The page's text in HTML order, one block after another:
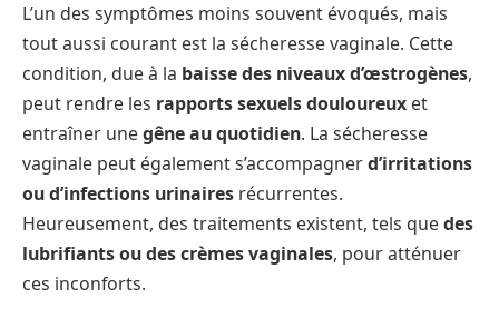
L’un des symptômes moins souvent évoqués, mais
tout aussi courant est la sécheresse vaginale. Cette
condition, due à la baisse des niveaux d’œstrogènes,
peut rendre les rapports sexuels douloureux et
entraîner unegêne au quotidien. La sécheresse
vaginale peut également s’accompagnerd’irritations
ou d’infections urinaires récurrentes.
Heureusement, des traitements existent, tels quedes
lubrifiants ou des crèmes vaginales, pour atténuer
ces inconforts.